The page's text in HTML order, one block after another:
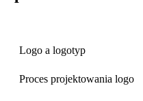
Logo a logotyp
Proces projektowania logo